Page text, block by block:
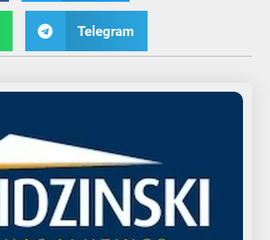
Telegram